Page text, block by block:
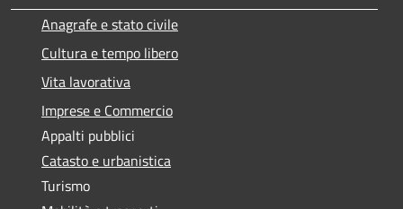
Anagrafe e stato civile
Cultura e tempo libero
Vita lavorativa
Imprese e Commercio
Appalti pubblici
Catasto e urbanistica
Turismo